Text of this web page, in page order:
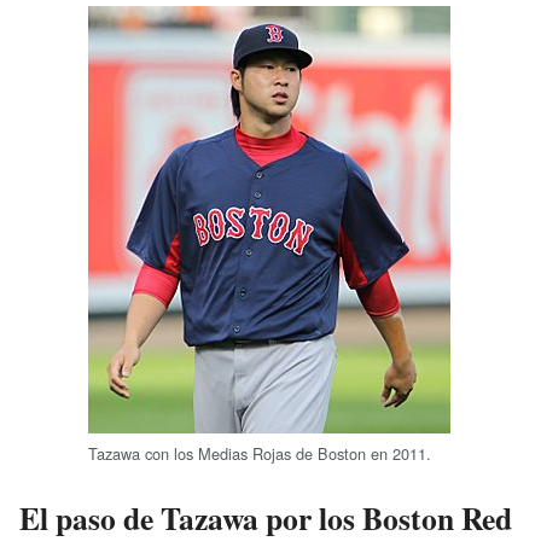
Tazawa con los Medias Rojas de Boston en 2011.
El paso de Tazawa por los Boston Red